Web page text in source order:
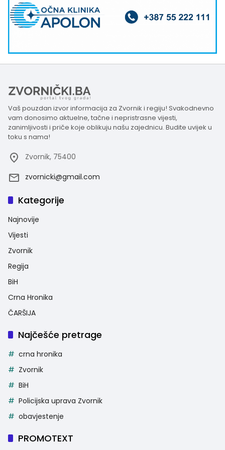
Vaš pouzdan izvor informacija za Zvornik i regiju! Svakodnevno
vam donosimo aktuelne, tačne i nepristrasne vijesti,
zanimljivosti i priče koje oblikuju našu zajednicu. Budite uvijek u
toku s nama!
Zvornik, 75400
zvornicki@gmail.com
Kategorije
Najnovije
Vijesti
Zvornik
Regija
BiH
Crna Hronika
ČARŠIJA
Najčešće pretrage
crna hronika
Zvornik
BiH
Policijska uprava Zvornik
obavjestenje
PROMOTEXT